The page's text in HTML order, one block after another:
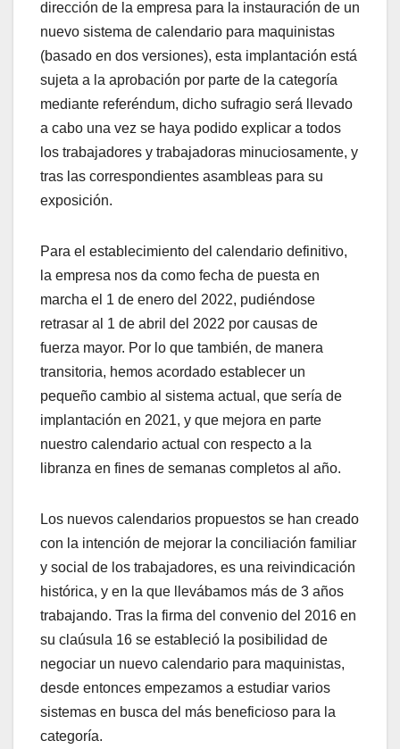
dirección de la empresa para la instauración de un
nuevo sistema de calendario para maquinistas
(basado en dos versiones), esta implantación está
sujeta a la aprobación por parte de la categoría
mediante referéndum, dicho sufragio será llevado
a cabo una vez se haya podido explicar a todos
los trabajadores y trabajadoras minuciosamente, y
tras las correspondientes asambleas para su
exposición.
Para el establecimiento del calendario definitivo,
la empresa nos da como fecha de puesta en
marcha el 1 de enero del 2022, pudiéndose
retrasar al 1 de abril del 2022 por causas de
fuerza mayor. Por lo que también, de manera
transitoria, hemos acordado establecer un
pequeño cambio al sistema actual, que sería de
implantación en 2021, y que mejora en parte
nuestro calendario actual con respecto a la
libranza en fines de semanas completos al año.
Los nuevos calendarios propuestos se han creado
con la intención de mejorar la conciliación familiar
y social de los trabajadores, es una reivindicación
histórica, y en la que llevábamos más de 3 años
trabajando. Tras la firma del convenio del 2016 en
su claúsula 16 se estableció la posibilidad de
negociar un nuevo calendario para maquinistas,
desde entonces empezamos a estudiar varios
sistemas en busca del más beneficioso para la
categoría.